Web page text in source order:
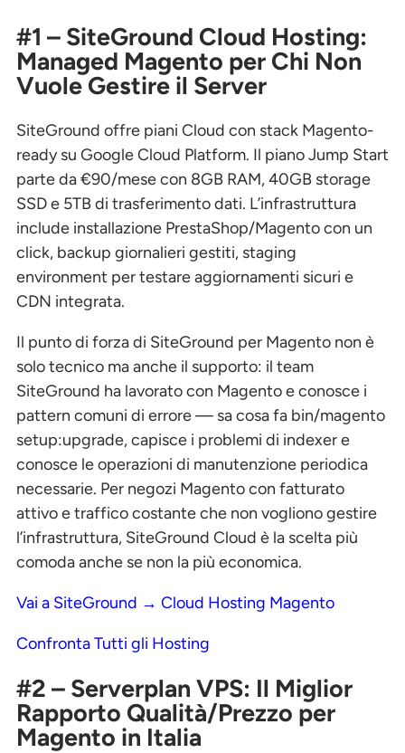
#1 – SiteGround Cloud Hosting:
Managed Magento per Chi Non
Vuole Gestire il Server
SiteGround offre piani Cloud con stack Magento-
ready su Google Cloud Platform. Il piano Jump Start
parte da €90/mese con 8GB RAM, 40GB storage
SSD e 5TB di trasferimento dati. L’infrastruttura
include installazione PrestaShop/Magento con un
click, backup giornalieri gestiti, staging
environment per testare aggiornamenti sicuri e
CDN integrata.
Il punto di forza di SiteGround per Magento non è
solo tecnico ma anche il supporto: il team
SiteGround ha lavorato con Magento e conosce i
pattern comuni di errore — sa cosa fa bin/magento
setup:upgrade, capisce i problemi di indexer e
conosce le operazioni di manutenzione periodica
necessarie. Per negozi Magento con fatturato
attivo e traffico costante che non vogliono gestire
l’infrastruttura, SiteGround Cloud è la scelta più
comoda anche se non la più economica.
Vai a SiteGround → Cloud Hosting Magento
Confronta Tutti gli Hosting
#2 – Serverplan VPS: Il Miglior
Rapporto Qualità/Prezzo per
Magento in Italia